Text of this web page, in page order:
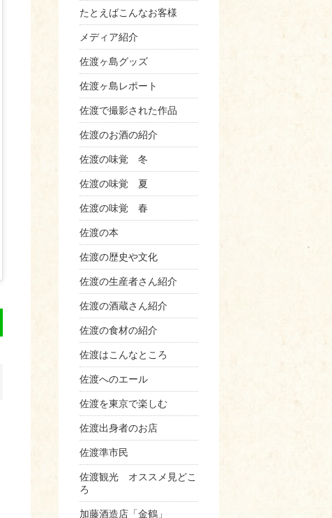
たとえばこんなお客様
メディア紹介
佐渡ヶ島グッズ
佐渡ヶ島レポート
佐渡で撮影された作品
佐渡のお酒の紹介
佐渡の味覚 冬
佐渡の味覚 夏
佐渡の味覚 春
佐渡の本
佐渡の歴史や文化
佐渡の生産者さん紹介
佐渡の酒蔵さん紹介
佐渡の食材の紹介
佐渡はこんなところ
佐渡へのエール
佐渡を東京で楽しむ
佐渡出身者のお店
佐渡準市民
佐渡観光 オススメ見どこ
ろ
加藤酒造店「金鶴」